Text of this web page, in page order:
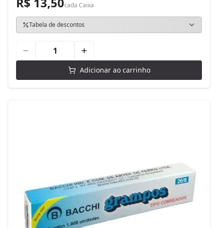
cada Caixa
Tabela de descontos
Adicionar ao carrinho